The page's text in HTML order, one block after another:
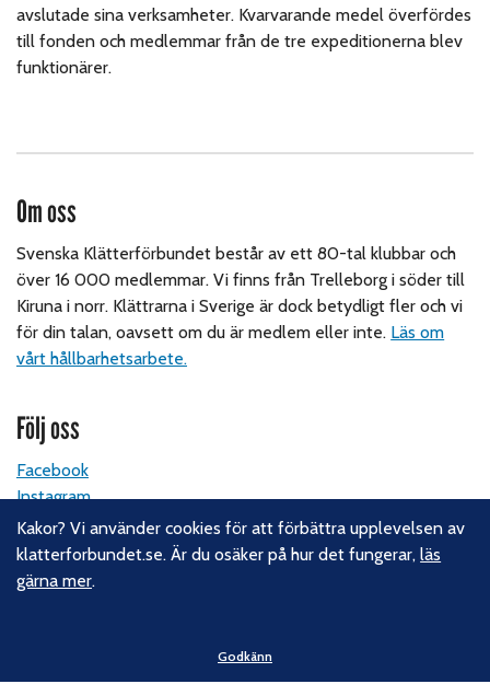
avslutade sina verksamheter. Kvarvarande medel överfördes
till fonden och medlemmar från de tre expeditionerna blev
funktionärer.
Om oss
Svenska Klätterförbundet består av ett 80-tal klubbar och
över 16 000 medlemmar. Vi finns från Trelleborg i söder till
Kiruna i norr. Klättrarna i Sverige är dock betydligt fler och vi
för din talan, oavsett om du är medlem eller inte. Läs om
vårt hållbarhetsarbete.
Följ oss
Facebook
Instagram
Linkedin
Nyhetsbrev
Kakor? Vi använder cookies för att förbättra upplevelsen av
klatterforbundet.se. Är du osäker på hur det fungerar,läs
gärna mer.
Godkänn